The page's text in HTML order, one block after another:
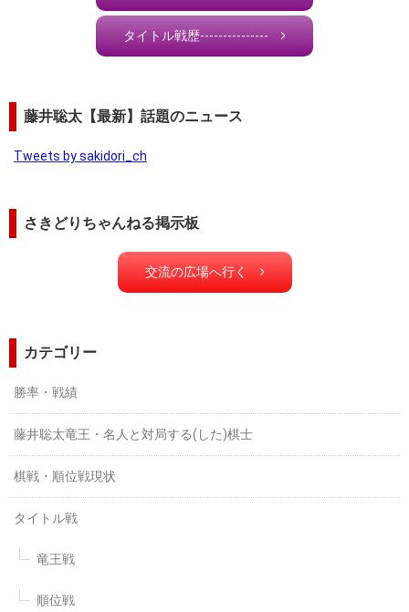
タイトル戦歴---------------
藤井聡太【最新】話題のニュース
Tweets by sakidori_ch
さきどりちゃんねる掲示板
交流の広場へ行く
カテゴリー
勝率・戦績
藤井聡太竜王・名人と対局する(した)棋士
棋戦・順位戦現状
タイトル戦
竜王戦
順位戦